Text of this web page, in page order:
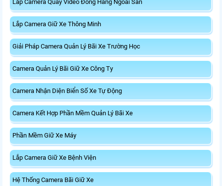
Lắp Camera Quay Video Đóng Hàng Ngoài Sàn
Lắp Camera Giữ Xe Thông Minh
Giải Pháp Camera Quản Lý Bãi Xe Trường Học
Camera Quản Lý Bãi Giữ Xe Công Ty
Camera Nhận Diện Biển Số Xe Tự Động
Camera Kết Hợp Phần Mềm Quản Lý Bãi Xe
Phần Mềm Giữ Xe Máy
Lắp Camera Giữ Xe Bệnh Viện
Hệ Thống Camera Bãi Giữ Xe